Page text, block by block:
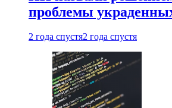
проблемы
2 года спустя2 года спустя